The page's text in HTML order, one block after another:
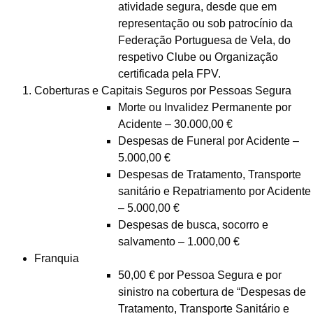
atividade segura, desde que em
representação ou sob patrocínio da
Federação Portuguesa de Vela, do
respetivo Clube ou Organização
certificada pela FPV.
Coberturas e Capitais Seguros por Pessoas Segura
Morte ou Invalidez Permanente por
Acidente – 30.000,00 €
Despesas de Funeral por Acidente –
5.000,00 €
Despesas de Tratamento, Transporte
sanitário e Repatriamento por Acidente
– 5.000,00 €
Despesas de busca, socorro e
salvamento – 1.000,00 €
Franquia
50,00 € por Pessoa Segura e por
sinistro na cobertura de “Despesas de
Tratamento, Transporte Sanitário e